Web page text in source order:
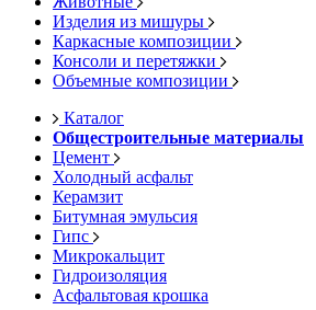
Изделия из мишуры
Каркасные композиции
Консоли и перетяжки
Объемные композиции
Каталог
Общестроительные материалы
Цемент
Холодный асфальт
Керамзит
Битумная эмульсия
Гипс
Микрокальцит
Гидроизоляция
Асфальтовая крошка